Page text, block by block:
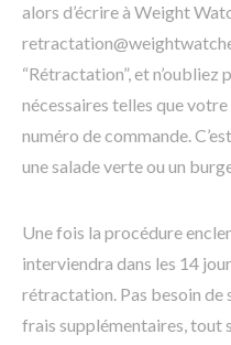
alors d’écrire à Weight
“Rétractation”, et n’oubliez
nécessaires telles que
numéro de commande.
une salade verte ou un
Une fois la procédure
interviendra dans les 14
rétractation. Pas besoin
frais supplémentaires, tout